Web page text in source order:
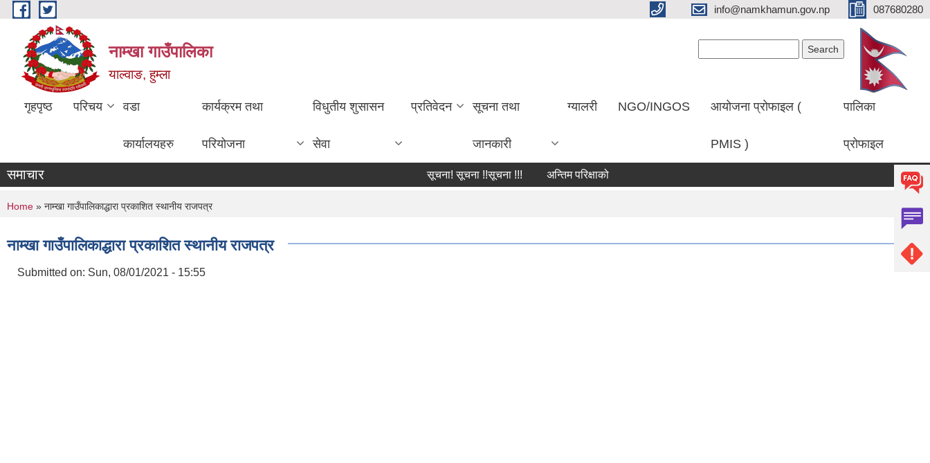
Skip to main content info@namkhamun.gov.np 087680280
नाम्खा गाउँपालिका
याल्वाङ, हुम्ला
गृहपृष्ठ परिचय वडा
कार्यालयहरु
कार्यक्रम तथा
परियोजना
विधुतीय शुसासन
सेवा
प्रतिवेदन सूचना तथा
जानकारी
ग्यालरी NGO/INGOS आयोजना प्रोफाइल (
PMIS )
पालिका
प्रोफाइल
समाचार सूचना! सूचना !!सूचना !!! अन्तिम परिक्षाको परिक्षाफल प्रकाशित गरिएको सम्बन्धमा। प्रथम पटक सूचना प्रकाशित गरिएको
You are here
Home » नाम्खा गाउँपालिकाद्धारा प्रकाशित स्थानीय राजपत्र
नाम्खा गाउँपालिकाद्धारा प्रकाशित स्थानीय राजपत्र
Submitted on: Sun, 08/01/2021 - 15:55